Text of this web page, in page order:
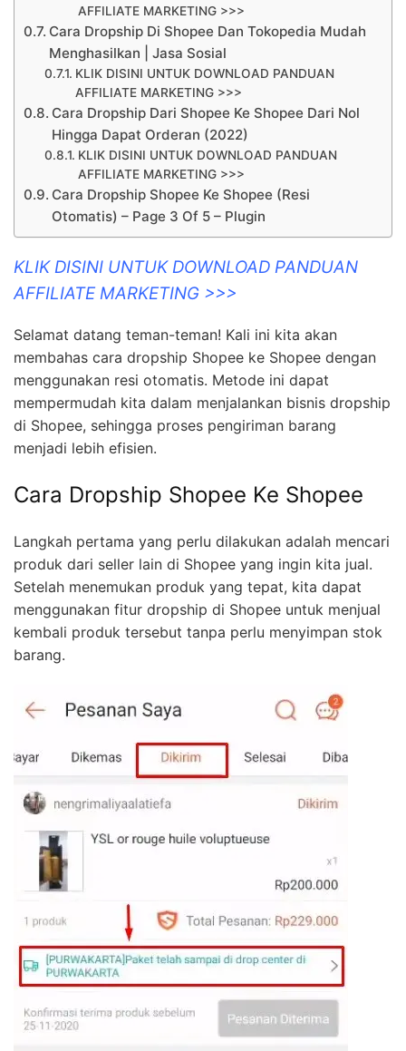
AFFILIATE MARKETING >>>
Cara Dropship Di Shopee Dan Tokopedia Mudah
Menghasilkan | Jasa Sosial
KLIK DISINI UNTUK DOWNLOAD PANDUAN
AFFILIATE MARKETING >>>
Cara Dropship Dari Shopee Ke Shopee Dari Nol
Hingga Dapat Orderan (2022)
KLIK DISINI UNTUK DOWNLOAD PANDUAN
AFFILIATE MARKETING >>>
Cara Dropship Shopee Ke Shopee (Resi
Otomatis) – Page 3 Of 5 – Plugin
KLIK DISINI UNTUK DOWNLOAD PANDUAN
AFFILIATE MARKETING >>>
Selamat datang teman-teman! Kali ini kita akan
membahas cara dropship Shopee ke Shopee dengan
menggunakan resi otomatis. Metode ini dapat
mempermudah kita dalam menjalankan bisnis dropship
di Shopee, sehingga proses pengiriman barang
menjadi lebih efisien.
Cara Dropship Shopee Ke Shopee
Langkah pertama yang perlu dilakukan adalah mencari
produk dari seller lain di Shopee yang ingin kita jual.
Setelah menemukan produk yang tepat, kita dapat
menggunakan fitur dropship di Shopee untuk menjual
kembali produk tersebut tanpa perlu menyimpan stok
barang.